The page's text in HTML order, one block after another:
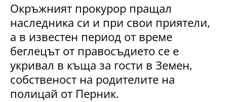
Окръжният прокурор пращал
наследника си и при свои приятели,
а в известен период от време
беглецът от правосъдието се е
укривал в къща за гости в Земен,
собственост на родителите на
полицай от Перник.